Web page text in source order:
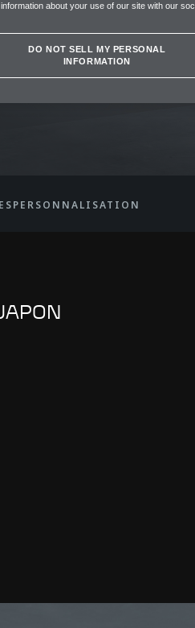
PERSONNALISATION
about your use of our site with our
DO NOT SELL MY PERSONAL
INFORMATION